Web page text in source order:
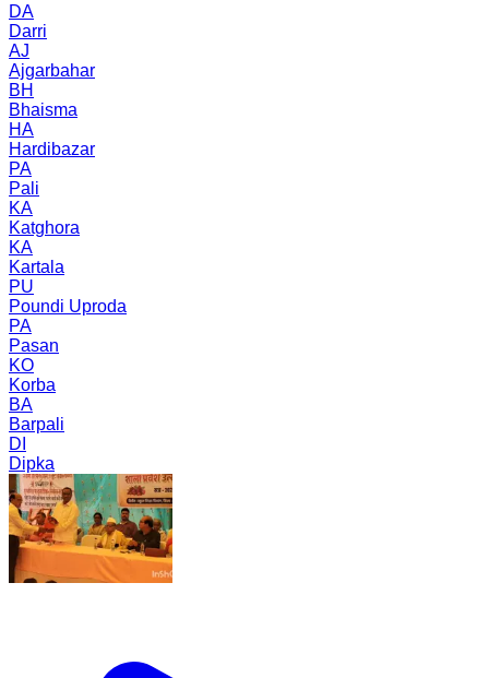
DA
Darri
AJ
Ajgarbahar
BH
Bhaisma
HA
Hardibazar
PA
Pali
KA
Katghora
KA
Kartala
PU
Poundi Uproda
PA
Pasan
KO
Korba
BA
Barpali
DI
Dipka